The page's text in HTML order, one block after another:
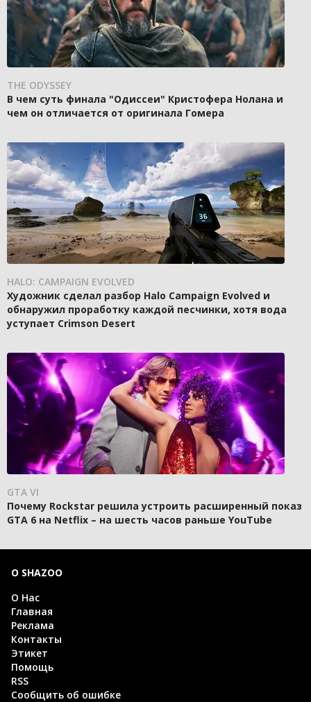
THE ODYSSEY
В чем суть финала "Одиссеи" Кристофера Нолана и
чем он отличается от оригинала Гомера
HALO: CAMPAIGN EVOLVED
Художник сделал разбор Halo Campaign Evolved и
обнаружил проработку каждой песчинки, хотя вода
уступает Crimson Desert
GTA VI
Почему Rockstar решила устроить расширенный показ
GTA 6 на Netflix – на шесть часов раньше YouTube
О SHAZOO
О Нас
Главная
Реклама
Контакты
Этикет
Помощь
RSS
Сообщить об ошибке